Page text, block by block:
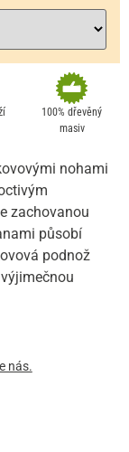
100% dřevěný
masiv
nohami
zachovanou
působí
podnož
nás.